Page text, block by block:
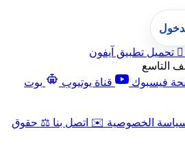
 تحميل تطبيق آيفون
التاسع
فيسبوك قناة يوتيوب
بوت
الخصوصية ✉️ اتصل بنا ⚖️ حقوق